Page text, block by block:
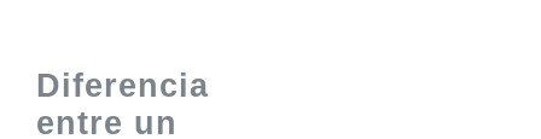
Diferencia
entre un